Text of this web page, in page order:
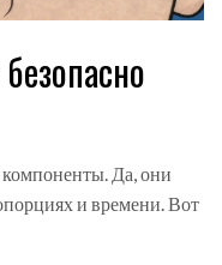
Да, они
и времени. Вот